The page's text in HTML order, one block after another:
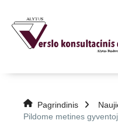
Pagrindinis
Pildome metines